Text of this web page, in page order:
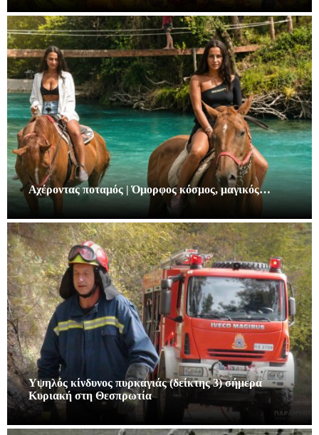
Αχέροντας ποταμός | Όμορφος κόσμος, μαγικός…
Υψηλός κίνδυνος πυρκαγιάς (δείκτης 3) σήμερα
Κυριακή στη Θεσπρωτία